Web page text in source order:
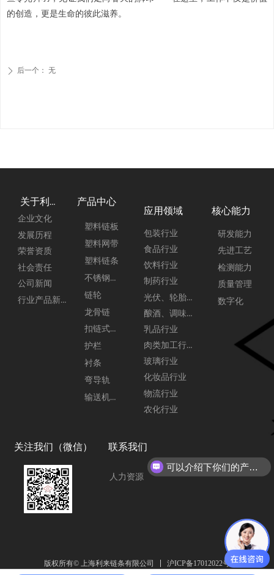
的创造，更是生命的彼此滋养。
ꄲ 后一个： 无
塑料链板
塑料网带
塑料链条
不锈钢链板
链轮
龙骨链
扣链式链板
护栏
衬条
弯导轨
输送机配件
关于利来 产品中心
企业文化
发展历程
荣誉资质
社会责任
公司新闻
行业产品新闻
核心能力
研发能力
先进工艺
检测能力
质量管理
数字化
应用领域
包装行业
食品行业
饮料行业
制药行业
光伏、轮胎行业
酿酒、调味品行业
乳品行业
肉类加工行业
玻璃行业
化妆品行业
物流行业
农化行业
关注我们（微信） 联系我们
人力资源
版权所有© 上海利来链条有限公司 沪ICP备17012022号
你们是怎么收费的呢？